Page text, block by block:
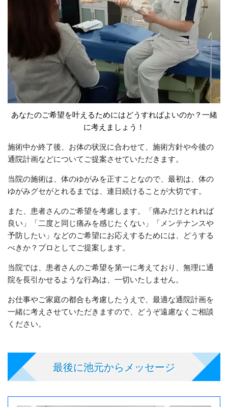
あなたのご希望を叶えるためにはどうすればよいのか？一緒
に考えましょう！
施術中か終了後、お体の状況に合わせて、施術方針や今後の
通院計画などについてご提案させていただきます。
当院の施術は、体のゆがみを正すことなので、最初は、体の
ゆがみグセがとれるまでは、連日続けることが大切です。
また、患者さんのご希望を考慮します。「痛みだけとれれば
良い」「二度と同じ痛みを感じたくない」「メンテナンスや
予防したい」などのご希望にお応えするためには、どうする
べきか？プロとしてご提案します。
当院では、患者さんのご希望を第一に考えており、無理に通
院を長引かせるような行為は、一切いたしません。
お仕事やご家庭の都合も考慮したうえで、最適な通院計画を
一緒に考えさせていただきますので、どうぞ遠慮なくご相談
ください。
最後に池元からメッセージ